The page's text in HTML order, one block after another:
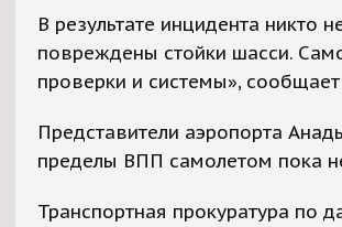
В результате инцидента никто
повреждены стойки шасси.
проверки и системы»,
Представители аэропорта
пределы ВПП самолетом пока
Транспортная прокуратура по